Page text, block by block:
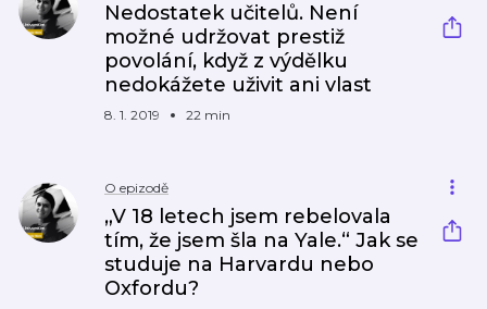
Nedostatek učitelů. Není
možné udržovat prestiž
povolání, když z výdělku
nedokážete uživit ani vlast
8. 1. 2019 22 min
O epizodě
„V 18 letech jsem rebelovala
tím, že jsem šla na Yale.“ Jak se
studuje na Harvardu nebo
Oxfordu?